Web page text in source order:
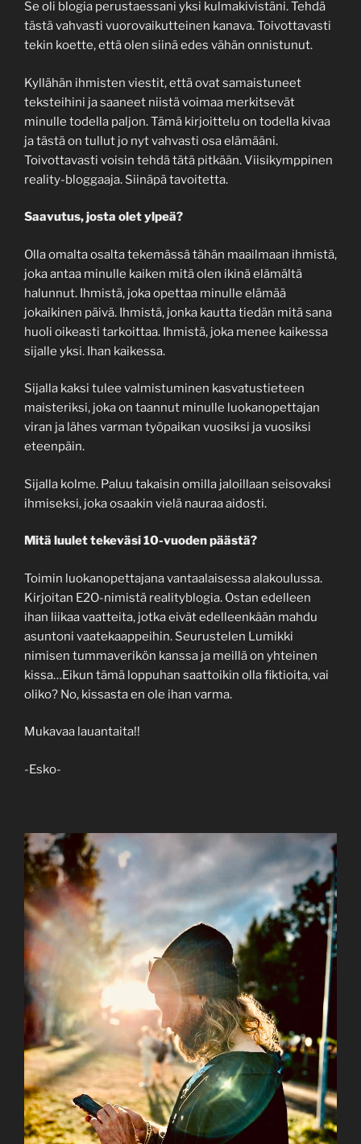
Se oli blogia perustaessani yksi kulmakivistäni. Tehdä
tästä vahvasti vuorovaikutteinen kanava. Toivottavasti
tekin koette, että olen siinä edes vähän onnistunut.
Kyllähän ihmisten viestit, että ovat samaistuneet
teksteihini ja saaneet niistä voimaa merkitsevät
minulle todella paljon. Tämä kirjoittelu on todella kivaa
ja tästä on tullut jo nyt vahvasti osa elämääni.
Toivottavasti voisin tehdä tätä pitkään. Viisikymppinen
reality-bloggaaja. Siinäpä tavoitetta.
Saavutus, josta olet ylpeä?
Olla omalta osalta tekemässä tähän maailmaan ihmistä,
joka antaa minulle kaiken mitä olen ikinä elämältä
halunnut. Ihmistä, joka opettaa minulle elämää
jokaikinen päivä. Ihmistä, jonka kautta tiedän mitä sana
huoli oikeasti tarkoittaa. Ihmistä, joka menee kaikessa
sijalle yksi. Ihan kaikessa.
Sijalla kaksi tulee valmistuminen kasvatustieteen
maisteriksi, joka on taannut minulle luokanopettajan
viran ja lähes varman työpaikan vuosiksi ja vuosiksi
eteenpäin.
Sijalla kolme. Paluu takaisin omilla jaloillaan seisovaksi
ihmiseksi, joka osaakin vielä nauraa aidosti.
Mitä luulet tekeväsi 10-vuoden päästä?
Toimin luokanopettajana vantaalaisessa alakoulussa.
Kirjoitan E2O-nimistä realityblogia. Ostan edelleen
ihan liikaa vaatteita, jotka eivät edelleenkään mahdu
asuntoni vaatekaappeihin. Seurustelen Lumikki
nimisen tummaverikön kanssa ja meillä on yhteinen
kissa…Eikun tämä loppuhan saattoikin olla fiktioita, vai
oliko? No, kissasta en ole ihan varma.
Mukavaa lauantaita!!
-Esko-